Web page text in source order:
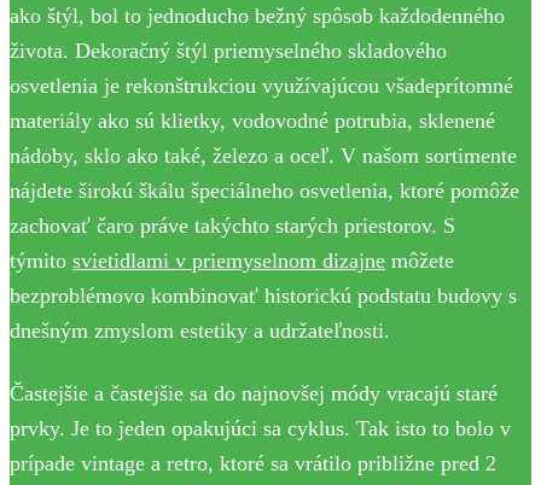
ako štýl, bol to jednoducho bežný spôsob každodenného
života. Dekoračný štýl priemyselného skladového
osvetlenia je rekonštrukciou využívajúcou všadeprítomné
materiály ako sú klietky, vodovodné potrubia, sklenené
nádoby, sklo ako také, železo a oceľ. V našom sortimente
nájdete širokú škálu špeciálneho osvetlenia, ktoré pomôže
zachovať čaro práve takýchto starých priestorov. S
týmito svietidlami v priemyselnom dizajne môžete
bezproblémovo kombinovať historickú podstatu budovy s
dnešným zmyslom estetiky a udržateľnosti.
Častejšie a častejšie sa do najnovšej módy vracajú staré
prvky. Je to jeden opakujúci sa cyklus. Tak isto to bolo v
prípade vintage a retro, ktoré sa vrátilo približne pred 2